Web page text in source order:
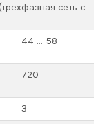
сеть с
44 ... 58
720
3